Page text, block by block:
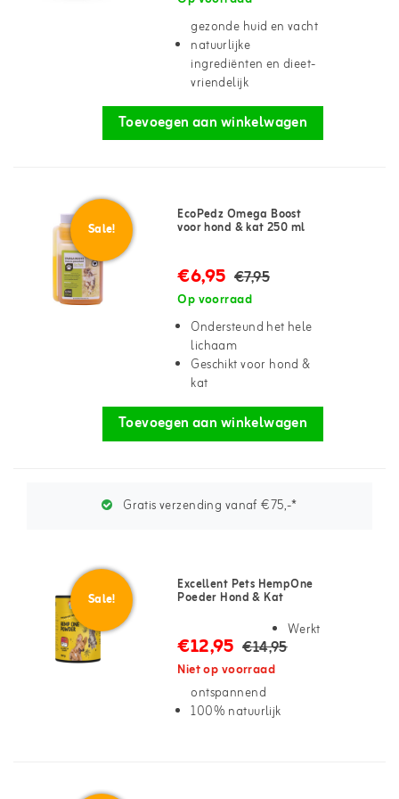
gezonde huid en vacht
natuurlijke
ingrediënten en dieet-
vriendelijk
Toevoegen aan winkelwagen
Sale!
EcoPedz Omega Boost
voor hond & kat 250 ml
€6,95 €7,95
Op voorraad
Ondersteund het hele
lichaam
Geschikt voor hond &
kat
Toevoegen aan winkelwagen
Gratis verzending vanaf €75,-*
Sale!
Excellent Pets HempOne
Poeder Hond & Kat
€12,95 €14,95
Niet op voorraad
Werkt
ontspannend
100% natuurlijk